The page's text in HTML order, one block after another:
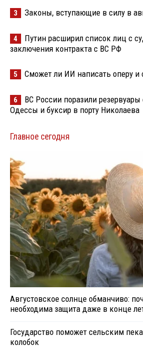
3 Законы, вступающие в силу в
4
Путин расширил список лиц с
заключения контракта с ВС РФ
5 Сможет ли ИИ написать оперу и
6
ВС России поразили
Одессы и буксир в порту Николаева
Главное сегодня
Августовское солнце обманчиво:
необходима защита даже в конце
Государство поможет сельским
колобок